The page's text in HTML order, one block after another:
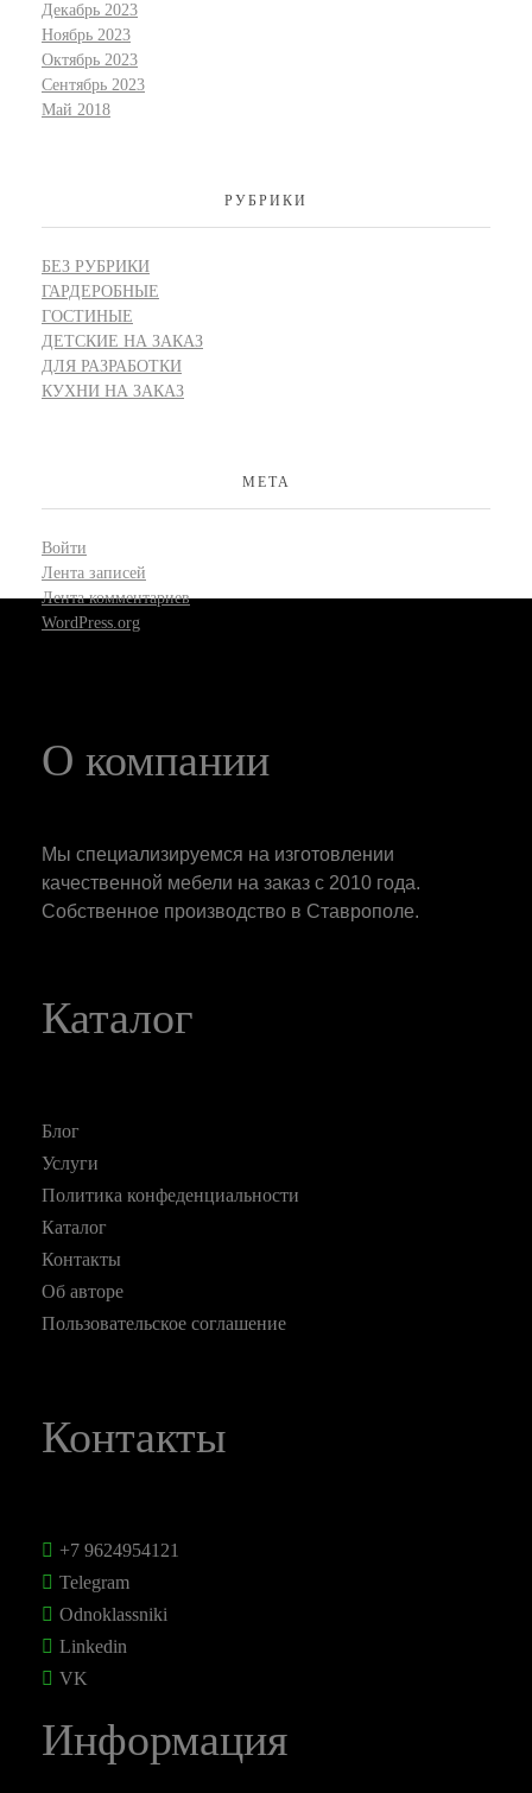
Декабрь 2023
Ноябрь 2023
Октябрь 2023
Сентябрь 2023
Май 2018
РУБРИКИ
БЕЗ РУБРИКИ
ГАРДЕРОБНЫЕ
ГОСТИНЫЕ
ДЕТСКИЕ НА ЗАКАЗ
ДЛЯ РАЗРАБОТКИ
КУХНИ НА ЗАКАЗ
МЕТА
Войти
Лента записей
Лента комментариев
WordPress.org
О компании
Мы специализируемся на изготовлении
качественной мебели на заказ с 2010 года.
Собственное производство в Ставрополе.
Каталог
Блог
Услуги
Политика конфеденциальности
Каталог
Контакты
Об авторе
Пользовательское соглашение
Контакты
+7 9624954121
Telegram
Odnoklassniki
Linkedin
VK
Информация